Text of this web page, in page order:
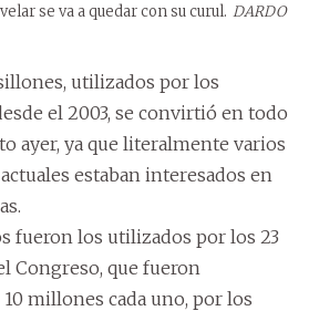
se va a quedar con su curul. DARDO
utilizados por los
el 2003, se convirtió en todo
ayer, ya que literalmente varios
estaban interesados en
fueron los utilizados por los 23
Congreso, que fueron
millones cada uno, por los